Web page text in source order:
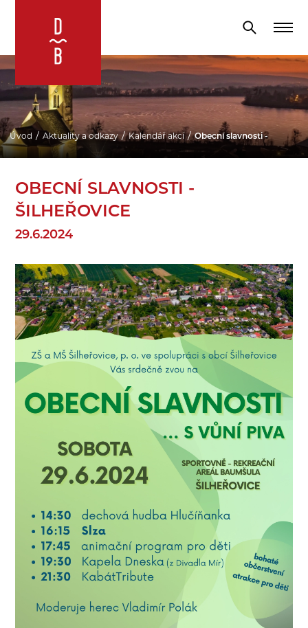
Úvod Aktuality a odkazy Kalendář akcí Obecní slavnosti -
OBECNÍ SLAVNOSTI -
ŠILHEŘOVICE
29.6.2024